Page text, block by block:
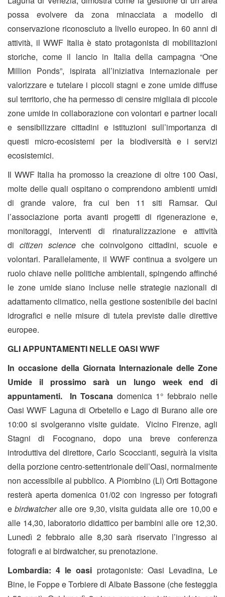
possa evolvere da zona minacciata a modello di
conservazione riconosciuto a livello europeo. In 60 anni di
attività, il WWF Italia è stato protagonista di mobilitazioni
storiche, come il lancio in Italia della campagna “One
Million Ponds”, ispirata all’iniziativa internazionale per
valorizzare e tutelare i piccoli stagni e zone umide diffuse
sul territorio, che ha permesso di censire migliaia di piccole
zone umide in collaborazione con volontari e partner locali
e sensibilizzare cittadini e istituzioni sull’importanza di
questi micro-ecosistemi per la biodiversità e i servizi
ecosistemici.
Il WWF Italia ha promosso la creazione di oltre 100 Oasi,
molte delle quali ospitano o comprendono ambienti umidi
di grande valore, fra cui ben 11 siti Ramsar. Qui
l’associazione porta avanti progetti di rigenerazione e,
monitoraggi, interventi di rinaturalizzazione e attività
di citizen scienceche coinvolgono cittadini, scuole e
volontari. Parallelamente, il WWF continua a svolgere un
ruolo chiave nelle politiche ambientali, spingendo affinché
le zone umide siano incluse nelle strategie nazionali di
adattamento climatico, nella gestione sostenibile dei bacini
idrografici e nelle misure di tutela previste dalle direttive
europee.
GLI APPUNTAMENTI NELLE OASI WWF
In occasione della Giornata Internazionale delle Zone
Umide il prossimo sarà un lungo week end di
appuntamenti. In Toscana domenica 1° febbraio nelle
Oasi WWF Laguna di Orbetello e Lago di Burano alle ore
10:00 si svolgeranno visite guidate. Vicino Firenze, agli
Stagni di Focognano, dopo una breve conferenza
introduttiva del direttore, Carlo Scoccianti, seguirà la visita
della porzione centro-settentrionale dell’Oasi, normalmente
non accessibile al pubblico. A Piombino (LI) Orti Bottagone
resterà aperta domenica 01/02 con ingresso per fotografi
ebirdwatcher alle ore 9,30, visita guidata alle ore 10,00 e
alle 14,30, laboratorio didattico per bambini alle ore 12,30.
Lunedì 2 febbraio alle 8,30 sarà riservato l’ingresso ai
fotografi e ai birdwatcher, su prenotazione.
Lombardia: 4 le oasi protagoniste: Oasi Levadina, Le
Bine, le Foppe e Torbiere di Albate Bassone (che festeggia